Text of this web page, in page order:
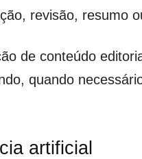
revisão, resumo
de conteúdo
quando
artificial